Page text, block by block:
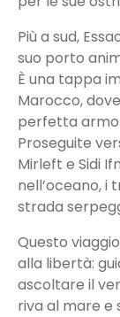
Più a sud,
suo porto
È una tappa
Marocco,
perfetta
Proseguite
Mirleft e Sidi
nell’oceano, i
strada
Questo
alla libertà:
ascoltare il
riva al mare e